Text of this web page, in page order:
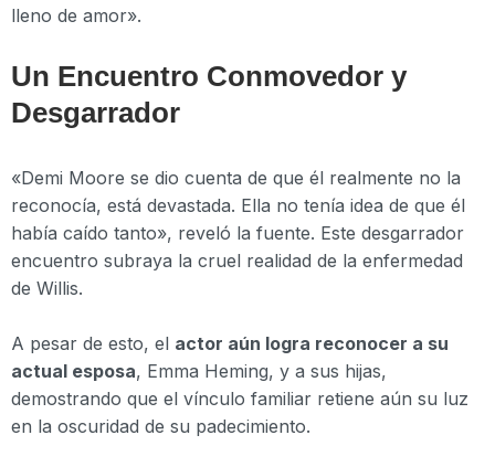
lleno de amor».
Un Encuentro Conmovedor y
Desgarrador
«Demi Moore se dio cuenta de que él realmente no la
reconocía, está devastada. Ella no tenía idea de que él
había caído tanto», reveló la fuente. Este desgarrador
encuentro subraya la cruel realidad de la enfermedad
de Willis.
A pesar de esto, el actor aún logra reconocer a su
actual esposa, Emma Heming, y a sus hijas,
demostrando que el vínculo familiar retiene aún su luz
en la oscuridad de su padecimiento.